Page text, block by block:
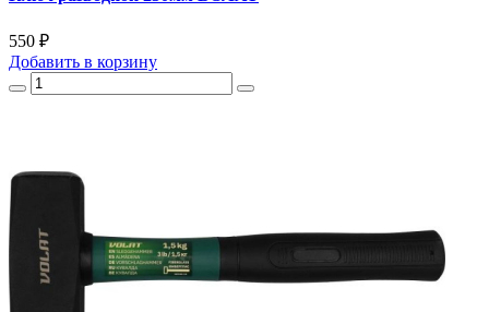
550 ₽
Добавить в корзину